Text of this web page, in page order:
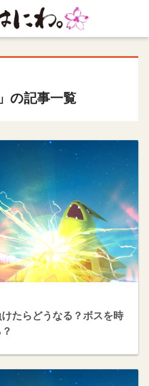
の記事一覧
たらどうなる？ボスを時